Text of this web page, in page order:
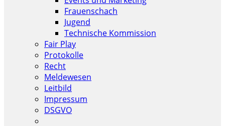
Frauenschach
Jugend
Technische Kommission
Fair Play
Protokolle
Recht
Meldewesen
Leitbild
Impressum
DSGVO